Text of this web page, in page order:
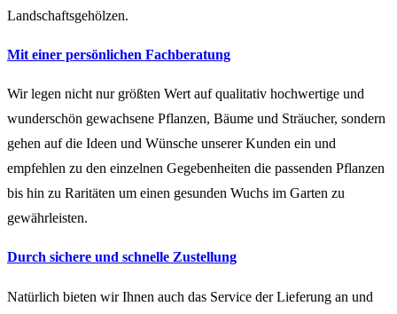
Landschaftsgehölzen.
Mit einer persönlichen Fachberatung
Wir legen nicht nur größten Wert auf qualitativ hochwertige und
wunderschön gewachsene Pflanzen, Bäume und Sträucher, sondern
gehen auf die Ideen und Wünsche unserer Kunden ein und
empfehlen zu den einzelnen Gegebenheiten die passenden Pflanzen
bis hin zu Raritäten um einen gesunden Wuchs im Garten zu
gewährleisten.
Durch sichere und schnelle Zustellung
Natürlich bieten wir Ihnen auch das Service der Lieferung an und